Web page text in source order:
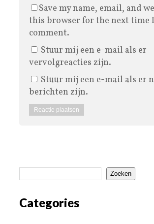
Save my name, email, and
this browser for the next time I
comment.
Stuur mij een e-mail als er
vervolgreacties zijn.
Stuur mij een e-mail als er
berichten zijn.
Zoeken
Categories